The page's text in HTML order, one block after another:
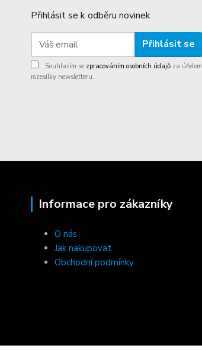
Přihlásit se k odběru novinek
Přihlásit se
Souhlasím se zpracováním osobních údajů za účelem
rozesílky newsletteru.
Informace pro zákazníky
O nás
Jak nakupovat
Obchodní podmínky